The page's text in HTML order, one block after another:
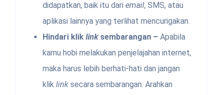
didapatkan, baik itu dari email, SMS, atau
aplikasi lainnya yang terlihat mencurigakan.
Hindari klik link sembarangan – Apabila
kamu hobi melakukan penjelajahan internet,
maka harus lebih berhati-hati dan jangan
klik link secara sembarangan. Arahkan